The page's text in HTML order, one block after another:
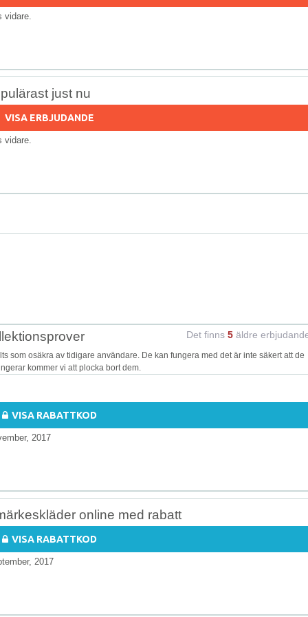
vidare.
just nu
VISA ERBJUDANDE
vidare.
Det finns 5 äldre
som osäkra av tidigare användare. De kan fungera med det är inte säkert att de
kommer vi att plocka bort dem.
VISA RABATTKOD
2017
online med rabatt
VISA RABATTKOD
2017